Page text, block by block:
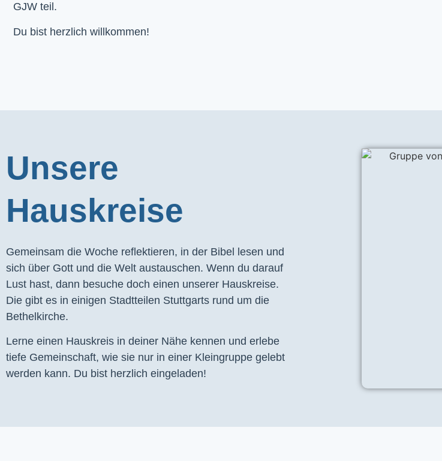
GJW teil.
Du bist herzlich willkommen!
Unsere
Hauskreise
Gemeinsam die Woche reflektieren, in der Bibel lesen und
sich über Gott und die Welt austauschen. Wenn du darauf
Lust hast, dann besuche doch einen unserer Hauskreise.
Die gibt es in einigen Stadtteilen Stuttgarts rund um die
Bethelkirche.
Lerne einen Hauskreis in deiner Nähe kennen und erlebe
tiefe Gemeinschaft, wie sie nur in einer Kleingruppe gelebt
werden kann. Du bist herzlich eingeladen!